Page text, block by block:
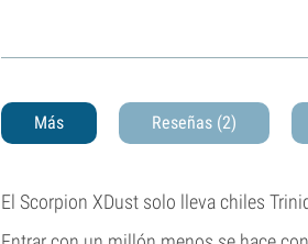
Más Reseñas (2)
El Scorpion XDust solo lleva chiles